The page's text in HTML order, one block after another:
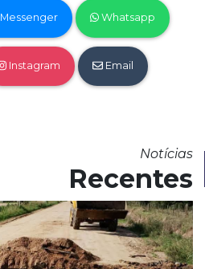
Messenger Whatsapp
Instagram Email
Notícias
Recentes